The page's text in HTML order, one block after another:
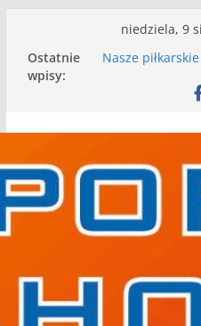
treści
niedziela, 9
Ostatnie
wpisy:
Nasze
Kolejne gry
WKS wygrywa
I mamy kolejne
granie przed
Mecz o
Nożnej